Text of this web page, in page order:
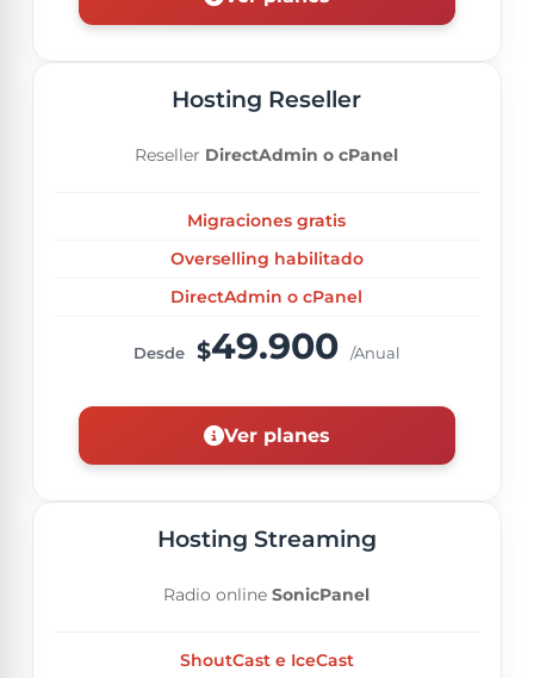
Hosting Reseller
Reseller DirectAdmin o cPanel
Migraciones gratis
Overselling habilitado
DirectAdmin o cPanel
Desde $49.900 /Anual
Ver planes
Hosting Streaming
Radio onlineSonicPanel
ShoutCast e IceCast